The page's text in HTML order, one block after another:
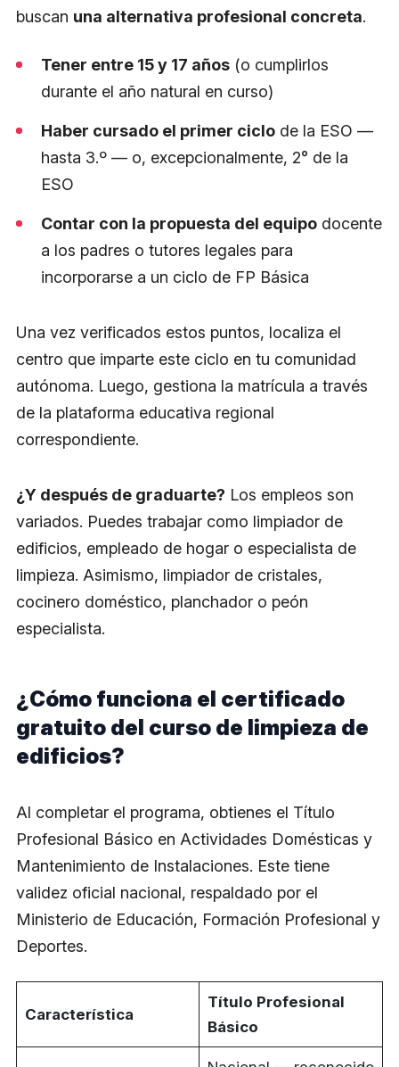
buscan una alternativa profesional concreta.
Tener entre 15 y 17 años (o cumplirlos
durante el año natural en curso)
Haber cursado el primer ciclo de la ESO —
hasta 3.º — o, excepcionalmente, 2° de la
ESO
Contar con la propuesta del equipo docente
a los padres o tutores legales para
incorporarse a un ciclo de FP Básica
Una vez verificados estos puntos, localiza el
centro que imparte este ciclo en tu comunidad
autónoma. Luego, gestiona la matrícula a través
de la plataforma educativa regional
correspondiente.
¿Y después de graduarte? Los empleos son
variados. Puedes trabajar como limpiador de
edificios, empleado de hogar o especialista de
limpieza. Asimismo, limpiador de cristales,
cocinero doméstico, planchador o peón
especialista.
¿Cómo funciona el certificado
gratuito del curso de limpieza de
edificios?
Al completar el programa, obtienes el Título
Profesional Básico en Actividades Domésticas y
Mantenimiento de Instalaciones. Este tiene
validez oficial nacional, respaldado por el
Ministerio de Educación, Formación Profesional y
Deportes.
Característica
Título Profesional
Básico